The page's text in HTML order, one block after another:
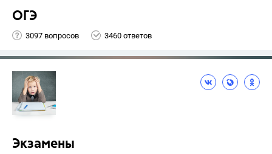
ОГЭ
3097 вопросов 3460 ответов
Экзамены